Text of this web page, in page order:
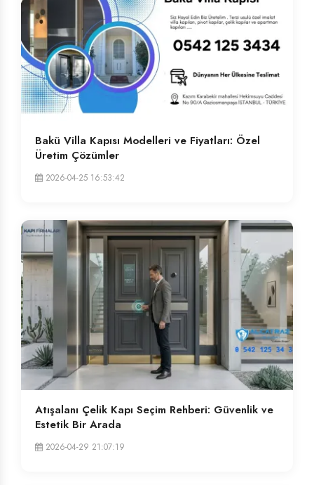
Bakü Villa Kapısı Modelleri ve Fiyatları: Özel
Üretim Çözümler
2026-04-25 16:53:42
Atışalanı Çelik Kapı Seçim Rehberi: Güvenlik ve
Estetik Bir Arada
2026-04-29 21:07:19